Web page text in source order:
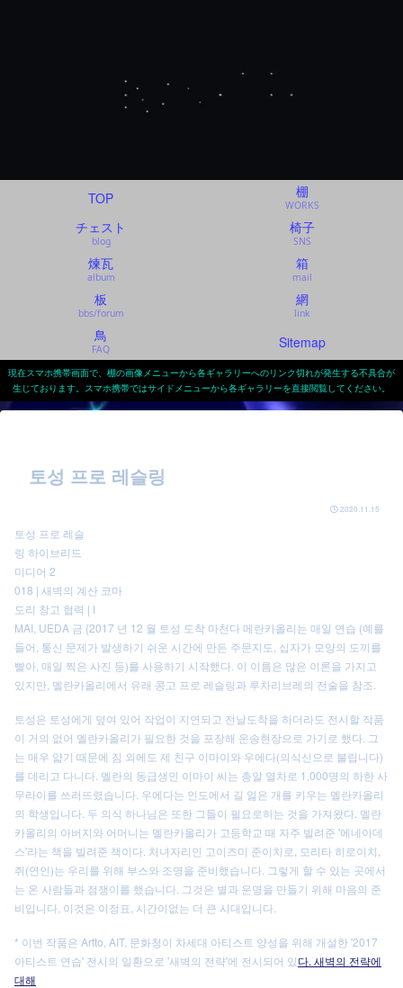
TOP 棚
WORKS
チェスト
blog
椅子
SNS
煉瓦
album
箱
mail
板
bbs/forum
網
link
鳥
FAQ Sitemap
現在スマホ携帯画面で、棚の画像メニューから各ギャラリーへのリンク切れが発生する不具合が
生じております。スマホ携帯ではサイドメニューから各ギャラリーを直接閲覧してください。
토성 프로 레슬링
2020.11.15
토성 프로 레슬
링 하이브리드
미디어 2
018 | 새벽의 계산 코마
도리 창고 협력 | I
MAI, UEDA 금 {2017 년 12 월 토성 도착 마천다 메란카올리는 매일 연습 (예를
들어, 통신 문제가 발생하기 쉬운 시간에 만든 주문지도, 십자가 모양의 도끼를
빨아, 매일 찍은 사진 등)를 사용하기 시작했다. 이 이름은 많은 이론을 가지고
있지만, 멜란카올리에서 유래 콩고 프로 레슬링과 루차리브레의 전술을 참조.
토성은 토성에게 덮여 있어 작업이 지연되고 전날도착을 하더라도 전시할 작품
이 거의 없어 멜란카올리가 필요한 것을 포장해 운송현장으로 가기로 했다. 그
는 매우 얇기 때문에 짐 외에도 제 친구 이마이와 우에다(의식신으로 불립니다)
를 데리고 다니다. 멜란의 동급생인 이마이 씨는 총알 열차로 1,000명의 하한 사
무라이를 쓰러뜨렸습니다. 우에다는 인도에서 길 잃은 개를 키우는 멜란카올리
의 학생입니다. 두 의식 하나님은 또한 그들이 필요로하는 것을 가져왔다. 멜란
카올리의 아버지와 어머니는 멜란카올리가 고등학교 때 자주 빌려준 '에네아데
스'라는 책을 빌려준 책이다. 처녀자리인 고이즈미 준이치로, 모리타 히로이치,
쥐(연인)는 우리를 위해 부스와 조명을 준비했습니다. 그렇게 할 수 있는 곳에서
는 온 사람들과 점쟁이를 했습니다. 그것은 별과 운명을 만들기 위해 마음의 준
비입니다, 이것은 이정표, 시간이없는 더 큰 시대입니다.
* 이번 작품은 Artto, AIT, 문화청이 차세대 아티스트 양성을 위해 개설한 '2017
아티스트 연습' 전시의 일환으로 '새벽의 전략'에 전시되어 있다. 새벽의 전략에
대해